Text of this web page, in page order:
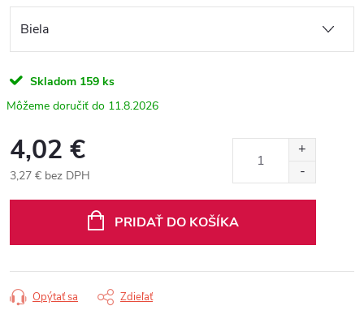
Skladom 159 ks
11.8.2026
4,02 €
3,27 € bez DPH
PRIDAŤ DO KOŠÍKA
Opýtať sa Zdieľať